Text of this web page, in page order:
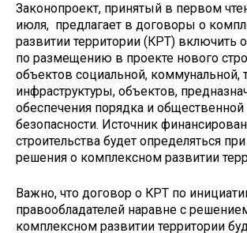
Законопроект, принятый в первом
июля, предлагает в договоры о
развитии территории (КРТ) включить
по размещению в проекте нового
объектов социальной, коммунальной,
инфраструктуры, объектов,
обеспечения порядка и общественной
безопасности. Источник
строительства будет определяться
решения о комплексном развитии
Важно, что договор о КРТ по
правообладателей наравне с
комплексном развитии территории